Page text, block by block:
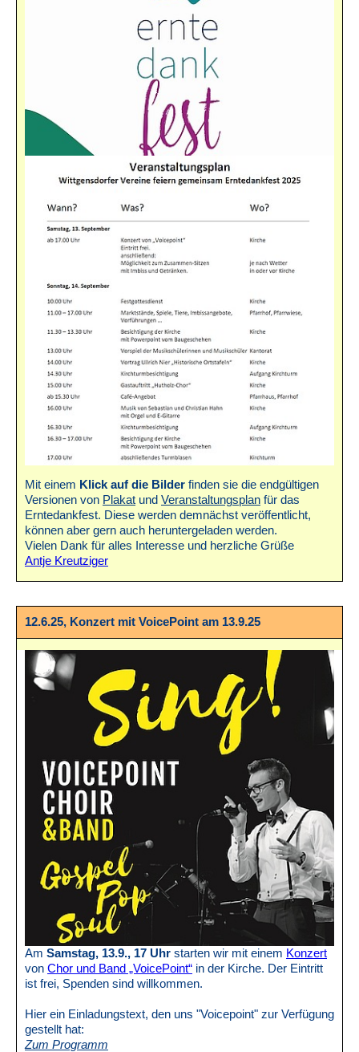
Mit einem Klick auf die Bilder finden sie die endgültigen
Versionen von Plakat und Veranstaltungsplan für das
Erntedankfest. Diese werden demnächst veröffentlicht,
können aber gern auch heruntergeladen werden.
Vielen Dank für alles Interesse und herzliche Grüße
Antje Kreutziger
12.6.25, Konzert mit VoicePoint am 13.9.25
Am Samstag, 13.9., 17 Uhr starten wir mit einem Konzert
von Chor und Band „VoicePoint“ in der Kirche. Der Eintritt
ist frei, Spenden sind willkommen.
Hier ein Einladungstext, den uns "Voicepoint" zur Verfügung
gestellt hat:
Zum Programm